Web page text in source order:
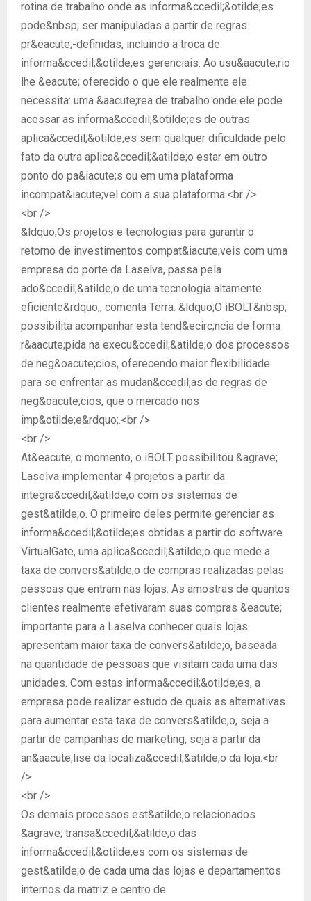
rotina de trabalho onde as informa&ccedil;&otilde;es
pode&nbsp; ser manipuladas a partir de regras
pr&eacute;-definidas, incluindo a troca de
informa&ccedil;&otilde;es gerenciais. Ao usu&aacute;rio
lhe &eacute; oferecido o que ele realmente ele
necessita: uma &aacute;rea de trabalho onde ele pode
acessar as informa&ccedil;&otilde;es de outras
aplica&ccedil;&otilde;es sem qualquer dificuldade pelo
fato da outra aplica&ccedil;&atilde;o estar em outro
ponto do pa&iacute;s ou em uma plataforma
incompat&iacute;vel com a sua plataforma.<br />
<br />
&ldquo;Os projetos e tecnologias para garantir o
retorno de investimentos compat&iacute;veis com uma
empresa do porte da Laselva, passa pela
ado&ccedil;&atilde;o de uma tecnologia altamente
eficiente&rdquo;, comenta Terra. &ldquo;O iBOLT&nbsp;
possibilita acompanhar esta tend&ecirc;ncia de forma
r&aacute;pida na execu&ccedil;&atilde;o dos processos
de neg&oacute;cios, oferecendo maior flexibilidade
para se enfrentar as mudan&ccedil;as de regras de
neg&oacute;cios, que o mercado nos
imp&otilde;e&rdquo;.<br />
<br />
At&eacute; o momento, o iBOLT possibilitou &agrave;
Laselva implementar 4 projetos a partir da
integra&ccedil;&atilde;o com os sistemas de
gest&atilde;o. O primeiro deles permite gerenciar as
informa&ccedil;&otilde;es obtidas a partir do software
VirtualGate, uma aplica&ccedil;&atilde;o que mede a
taxa de convers&atilde;o de compras realizadas pelas
pessoas que entram nas lojas. As amostras de quantos
clientes realmente efetivaram suas compras &eacute;
importante para a Laselva conhecer quais lojas
apresentam maior taxa de convers&atilde;o, baseada
na quantidade de pessoas que visitam cada uma das
unidades. Com estas informa&ccedil;&otilde;es, a
empresa pode realizar estudo de quais as alternativas
para aumentar esta taxa de convers&atilde;o, seja a
partir de campanhas de marketing, seja a partir da
an&aacute;lise da localiza&ccedil;&atilde;o da loja.<br
/>
<br />
Os demais processos est&atilde;o relacionados
&agrave; transa&ccedil;&atilde;o das
informa&ccedil;&otilde;es com os sistemas de
gest&atilde;o de cada uma das lojas e departamentos
internos da matriz e centro de